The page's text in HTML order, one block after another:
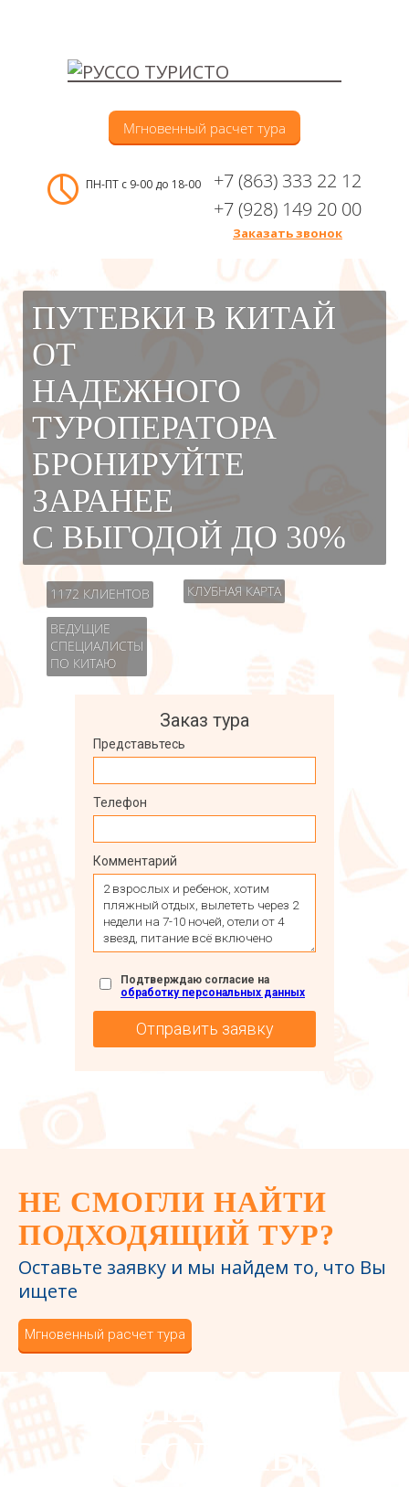
Мгновенный расчет тура
ПН-ПТ с 9-00 до 18-00
+7 (863) 333 22 12
+7 (928) 149 20 00
Заказать звонок
ПУТЕВКИ В КИТАЙ
ОТ
НАДЕЖНОГО
ТУРОПЕРАТОРА
БРОНИРУЙТЕ
ЗАРАНЕЕ
С ВЫГОДОЙ ДО 30%
1172 КЛИЕНТОВ КЛУБНАЯ КАРТА
ВЕДУЩИЕ
СПЕЦИАЛИСТЫ
ПО КИТАЮ
Заказ тура
Представьтесь
Телефон
Комментарий
Подтверждаю согласие на
обработку персональных данных
НЕ СМОГЛИ НАЙТИ
ПОДХОДЯЩИЙ ТУР?
Оставьте заявку и мы найдем то, что Вы
ищете
Мгновенный расчет тура
БОЛЕЕ 1172
ДОВОЛЬНЫХ